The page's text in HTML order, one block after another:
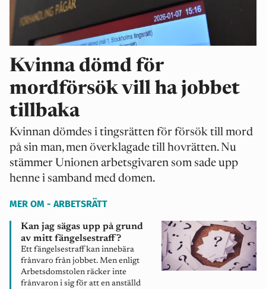
Kvinna dömd för
mordförsök vill ha jobbet
tillbaka
Kvinnan dömdes i tingsrätten för försök till mord
på sin man, men överklagade till hovrätten. Nu
stämmer Unionen arbetsgivaren som sade upp
henne i samband med domen.
MER OM - ARBETSRÄTT
Kan jag sägas upp på grund
av mitt fängelsestraff?
Ett fängelsestraff kan innebära
frånvaro från jobbet. Men enligt
Arbetsdomstolen räcker inte
frånvaron i sig för att en anställd